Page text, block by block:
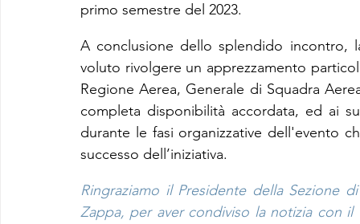
primo semestre del 2023.
A conclusione dello splendido incontro,
voluto rivolgere un apprezzamento
Regione Aerea, Generale di Squadra
completa disponibilità accordata, ed ai
durante le fasi organizzative dell'evento
successo dell’iniziativa.
Ringraziamo il Presidente della Sezione
Zappa, per aver condiviso la notizia con il